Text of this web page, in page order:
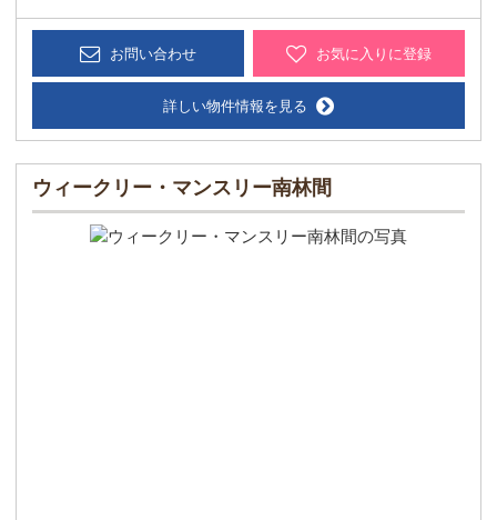
お問い合わせ お気に入りに登録
詳しい物件情報を見る
ウィークリー・マンスリー南林間